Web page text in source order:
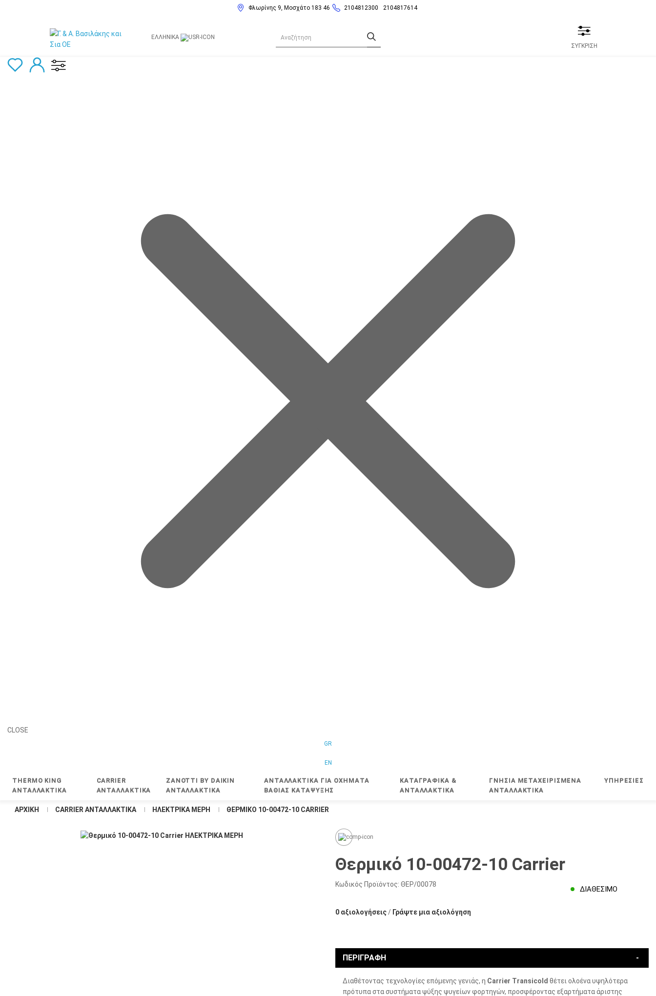
Φλωρίνης 9, Μοσχάτο 183 46 2104812300 2104817614
ΕΛΛΗΝΙΚΆ
ΣΥΓΚΡΙΣΗ
CLOSE
GR
EN
THERMO KING
ΑΝΤΑΛΛΑΚΤΙΚΑ
CARRIER
ΑΝΤΑΛΛΑΚΤΙΚΑ
ZANOTTI BY DAIKIN
ΑΝΤΑΛΛΑΚΤΙΚΑ
ΑΝΤΑΛΛΑΚΤΙΚΑ ΓΙΑ ΟΧΗΜΑΤΑ
ΒΑΘΙΑΣ ΚΑΤΑΨΥΞΗΣ
ΚΑΤΑΓΡΑΦΙΚΑ &
ΑΝΤΑΛΛΑΚΤΙΚΑ
ΓΝΗΣΙΑ ΜΕΤΑΧΕΙΡΙΣΜΕΝΑ
ΑΝΤΑΛΛΑΚΤΙΚΑ
ΥΠΗΡΕΣΊΕΣ
ΑΡΧΙΚΉ CARRIER ΑΝΤΑΛΛΑΚΤΙΚΑ ΗΛΕΚΤΡΙΚΑ ΜΕΡΗ ΘΕΡΜΙΚΌ 10-00472-10 CARRIER
Θερμικό 10-00472-10 Carrier
Κωδικός Προϊόντος: ΘΕΡ/00078
ΔΙΑΘΈΣΙΜΟ
0 αξιολογήσεις/ Γράψτε μια αξιολόγηση
ΠΕΡΙΓΡΑΦΉ
Διαθέτοντας τεχνολογίες επόμενης γενιάς, η Carrier Transicold θέτει ολοένα υψηλότερα
πρότυπα στα συστήματα ψύξης ψυγείων φορτηγών, προσφέροντας εξαρτήματα άριστης